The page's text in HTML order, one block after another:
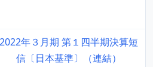
2022年３月期 第１四半期決算短
信〔日本基準〕（連結）